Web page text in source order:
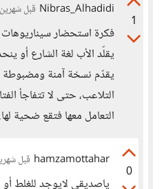
1
Nibras_Alhadidi قبل شهرين
فكرة استحضار سيناريوهات
يقلّد الأب لغة الشارع أو
يقدّم نسخة آمنة ومضبوطة
التلاعب، حتى لا تتفاجأ
التعامل معها فتقع ضحية لها.
0
hamzamottahar قبل
ياصديقي لايوجد للغلط